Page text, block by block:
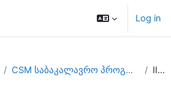
Log in
CSM საბაკალავრო პროგრამა/CSM Undergraduate Program III ეტაპი